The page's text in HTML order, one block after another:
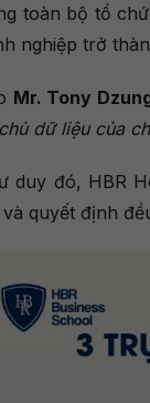
toàn bộ tổ
nghiệp trở
Mr. Tony
dữ liệu của
duy đó, HBR
quyết định